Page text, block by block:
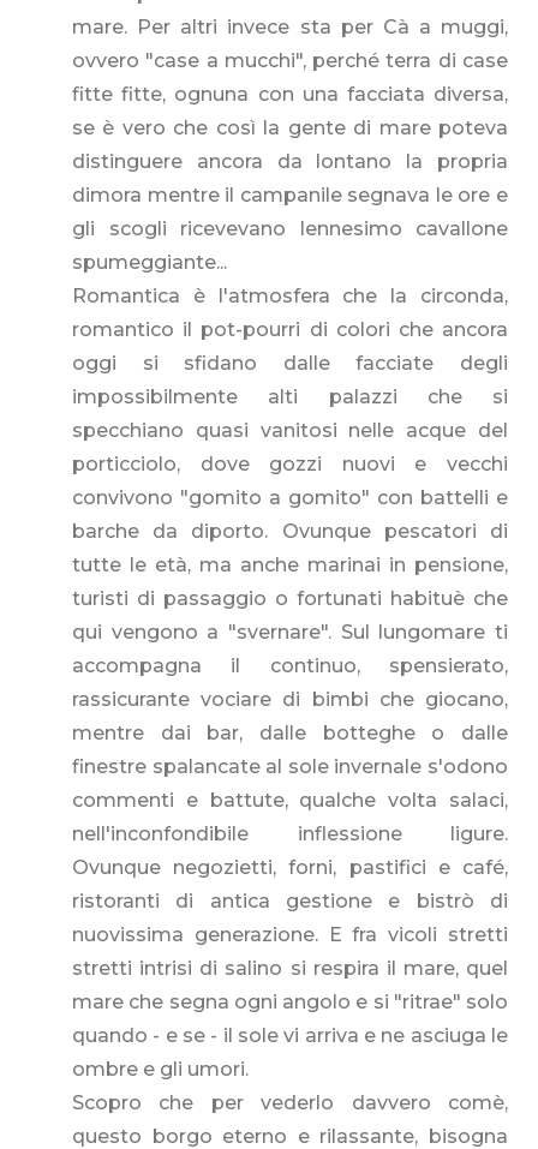
mare. Per altri invece sta per Cà a muggi,
ovvero "case a mucchi", perché terra di case
fitte fitte, ognuna con una facciata diversa,
se è vero che così la gente di mare poteva
distinguere ancora da lontano la propria
dimora mentre il campanile segnava le ore e
gli scogli ricevevano lennesimo cavallone
spumeggiante...
Romantica è l'atmosfera che la circonda,
romantico il pot-pourri di colori che ancora
oggi si sfidano dalle facciate degli
impossibilmente alti palazzi che si
specchiano quasi vanitosi nelle acque del
porticciolo, dove gozzi nuovi e vecchi
convivono "gomito a gomito" con battelli e
barche da diporto. Ovunque pescatori di
tutte le età, ma anche marinai in pensione,
turisti di passaggio o fortunati habituè che
qui vengono a "svernare". Sul lungomare ti
accompagna il continuo, spensierato,
rassicurante vociare di bimbi che giocano,
mentre dai bar, dalle botteghe o dalle
finestre spalancate al sole invernale s'odono
commenti e battute, qualche volta salaci,
nell'inconfondibile inflessione ligure.
Ovunque negozietti, forni, pastifici e café,
ristoranti di antica gestione e bistrò di
nuovissima generazione. E fra vicoli stretti
stretti intrisi di salino si respira il mare, quel
mare che segna ogni angolo e si "ritrae" solo
quando - e se - il sole vi arriva e ne asciuga le
ombre e gli umori.
Scopro che per vederlo davvero comè,
questo borgo eterno e rilassante, bisogna